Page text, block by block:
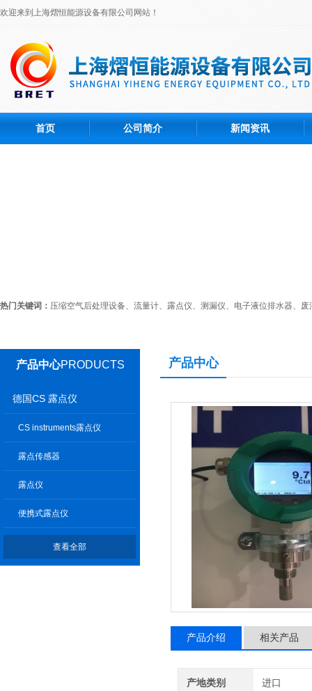
欢迎来到上海熠恒能源设备有限公司网站！
首页 公司简介 新闻资讯
热门关键词： 压缩空气后处理设备、流量计、露点仪、测漏仪、电子液位排水器、
产品中心PRODUCTS
德国CS 露点仪
CS instruments露点仪
露点传感器
露点仪
便携式露点仪
查看全部
产品中心
产品介绍 相关产品
产地类别 进口